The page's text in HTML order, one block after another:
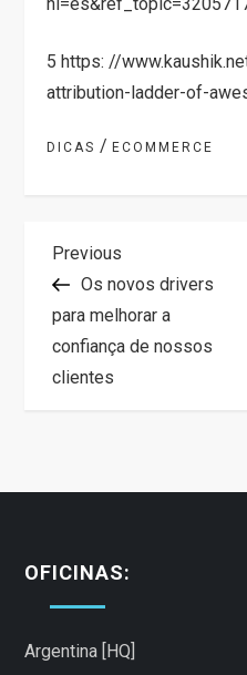
5 https: //
attribution-ladder-of-
DICAS /ECOMMERCE
N
a
v
c
Previous
Post
Previous
Os novos drivers
para melhorar a
confiança de nossos
clientes
OFICINAS:
Argentina [HQ]